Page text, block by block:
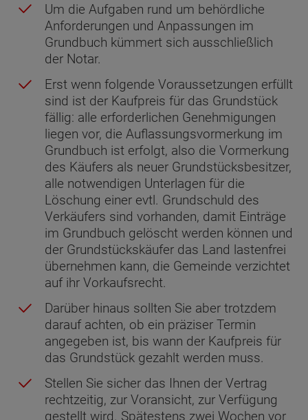
Um die Aufgaben rund um behördliche
Anforderungen und Anpassungen im
Grundbuch kümmert sich ausschließlich
der Notar.
Erst wenn folgende Voraussetzungen erfüllt
sind ist der Kaufpreis für das Grundstück
fällig: alle erforderlichen Genehmigungen
liegen vor, die Auflassungsvormerkung im
Grundbuch ist erfolgt, also die Vormerkung
des Käufers als neuer Grundstücksbesitzer,
alle notwendigen Unterlagen für die
Löschung einer evtl. Grundschuld des
Verkäufers sind vorhanden, damit Einträge
im Grundbuch gelöscht werden können und
der Grundstückskäufer das Land lastenfrei
übernehmen kann, die Gemeinde verzichtet
auf ihr Vorkaufsrecht.
Darüber hinaus sollten Sie aber trotzdem
darauf achten, ob ein präziser Termin
angegeben ist, bis wann der Kaufpreis für
das Grundstück gezahlt werden muss.
Stellen Sie sicher das Ihnen der Vertrag
rechtzeitig, zur Voransicht, zur Verfügung
gestellt wird. Spätestens zwei Wochen vor